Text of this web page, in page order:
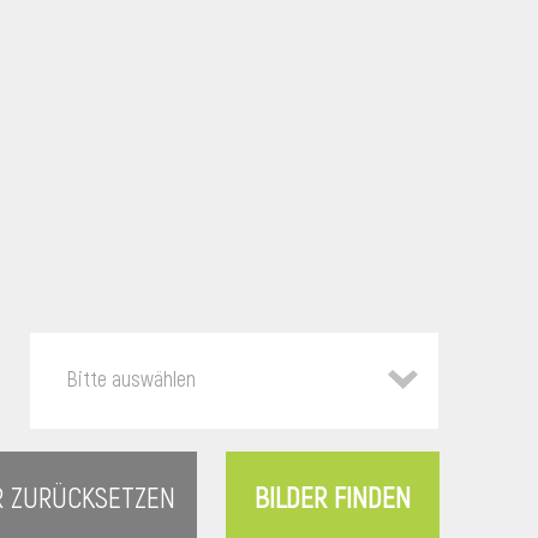
Bitte auswählen